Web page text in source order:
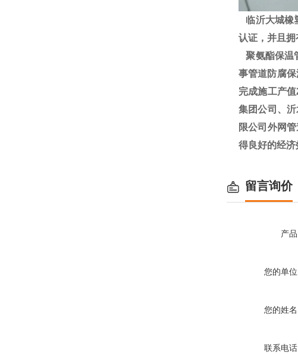
临沂大城橡
认证，并且拥
聚氨酯保温
事管道防腐
完成施工产
集团公司、
限公司外网
得良好的经济
留言询价
产品
您的单位
您的姓名
联系电话